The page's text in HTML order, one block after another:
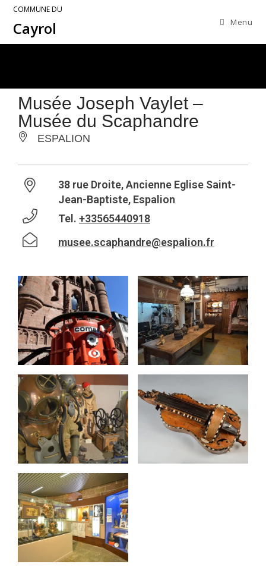
COMMUNE DU
Cayrol Menu
Musée Joseph Vaylet –
Musée du Scaphandre
ESPALION
38 rue Droite, Ancienne Eglise Saint-
Jean-Baptiste, Espalion
Tel. +33565440918
musee.scaphandre@espalion.fr